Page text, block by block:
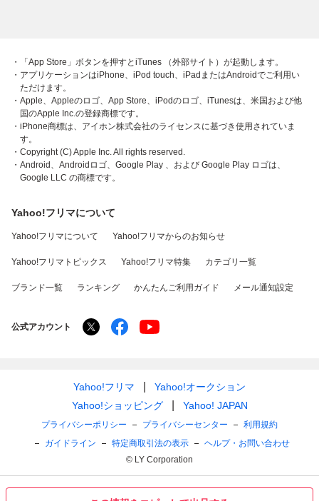
・「App Store」ボタンを押すとiTunes （外部サイト）が起動します。
・アプリケーションはiPhone、iPod touch、iPadまたはAndroidでご利用い
ただけます。
・Apple、Appleのロゴ、App Store、iPodのロゴ、iTunesは、米国および他
国のApple Inc.の登録商標です。
・iPhone商標は、アイホン株式会社のライセンスに基づき使用されていま
す。
・Copyright (C) Apple Inc. All rights reserved.
・Android、Androidロゴ、Google Play 、および Google Play ロゴは、
Google LLC の商標です。
Yahoo!フリマについて
Yahoo!フリマについて Yahoo!フリマからのお知らせ
Yahoo!フリマトピックス Yahoo!フリマ特集 カテゴリ一覧
ブランド一覧 ランキング かんたんご利用ガイド メール通知設定
公式アカウント
Yahoo!フリマ
Yahoo!オークション
Yahoo!ショッピング
Yahoo! JAPAN
プライバシーポリシー プライバシーセンター
利用規約
ガイドライン
特定商取引法の表示
ヘルプ・お問い合わせ
© LY Corporation